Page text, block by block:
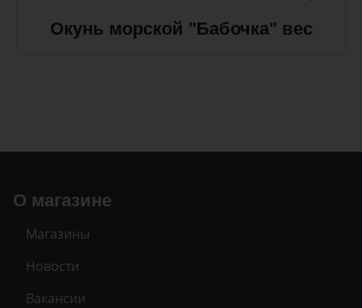
Окунь морской "Бабочка" вес
О магазине
Магазины
Новости
Вакансии